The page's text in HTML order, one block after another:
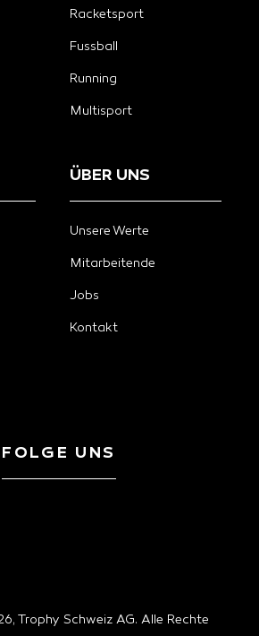
Racketsport
Fussball
Running
Multisport
ÜBER UNS
Unsere Werte
Mitarbeitende
Jobs
Kontakt
FOLGE UNS
Trophy Schweiz AG. Alle Rechte